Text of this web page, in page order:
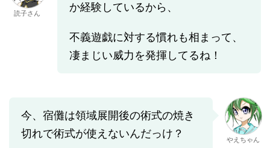
読子さん
か経験しているから、
不義遊戯に対する慣れも相まって、
凄まじい威力を発揮してるね！
今、宿儺は領域展開後の術式の焼き
切れで術式が使えないんだっけ？
やえちゃん